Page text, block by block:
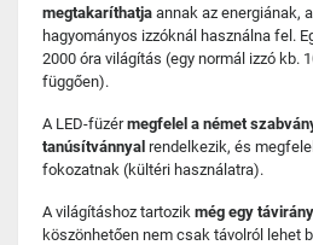
megtakaríthatja annak az energiának,
hagyományos izzóknál használna fel.
2000 óra világítás (egy normál izzó kb.
függően).
A LED-füzérmegfelel a német
tanúsítvánnyal rendelkezik, és
fokozatnak (kültéri használatra).
A világításhoz tartozik még egy
köszönhetően nem csak távolról lehet